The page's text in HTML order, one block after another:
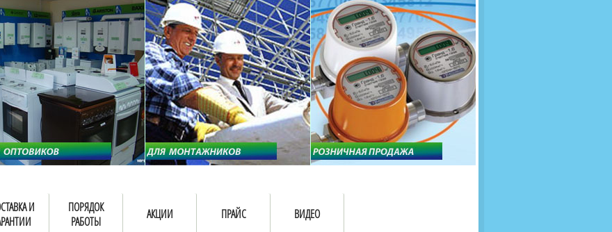
газовые котлы
отопления,
счетчики
с доставкой по городам
и Казахстана
Мы специализируемся на
снабжении магазинов
газового оборудования.
Предлагаем полный
ассортимент товара для
открытия магазина газового
оборудования в Вашем
городе. Мы знаем что будет
продаваться.
Предлагаем взаимовыгодное
сотрудничество
монтажникам газового
оборудования. Если Вы
занимаетесь установкой
газового оборудования, мы
предлагаем Вам оптовые
цены и документарное
сопровождение Ваших
продаж (берем всю
бухгалтерию "на себя")
И
ПОРЯДОК
РАБОТЫ
АКЦИИ ПРАЙС ВИДЕО